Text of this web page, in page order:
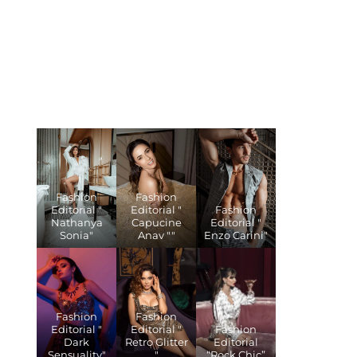
Fashion
Editorial "
Nathanya
Sonia"
Fashion
Editorial "
Capucine
Anav ""
Fashion
Editorial "
Enzo Carini"
Fashion
Editorial "
Dark
Sensuality"
Fashion
Editorial "
Retro Glitter
"
Fashion
Editorial
“Rock Chic”